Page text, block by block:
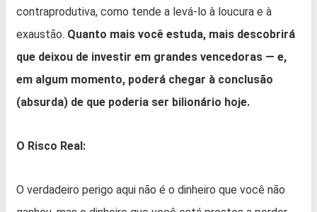
contraprodutiva, como tende a levá-lo à loucura e à
exaustão. Quanto mais você estuda, mais descobrirá
que deixou de investir em grandes vencedoras — e,
em algum momento, poderá chegar à conclusão
(absurda) de que poderia ser bilionário hoje.
O Risco Real:
O verdadeiro perigo aqui não é o dinheiro que você não